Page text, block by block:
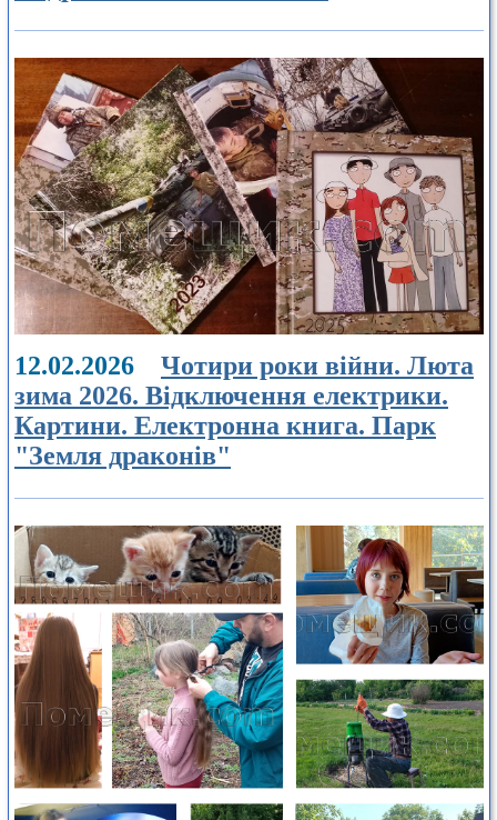
12.02.2026 Чотири роки війни. Люта
зима 2026. Відключення електрики.
Картини. Електронна книга. Парк
"Земля драконів"